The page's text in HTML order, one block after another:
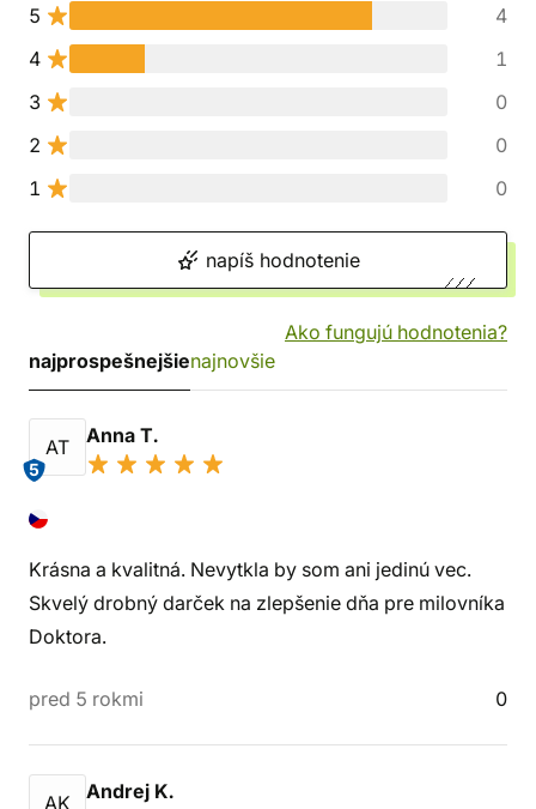
5
4
4
1
3
0
2
0
1
0
napíš hodnotenie
Ako fungujú hodnotenia?
najprospešnejšienajnovšie
AT
5
Anna T.
Krásna a kvalitná. Nevytkla by som ani jedinú vec.
Skvelý drobný darček na zlepšenie dňa pre milovníka
Doktora.
pred 5 rokmi 0
AK Andrej K.